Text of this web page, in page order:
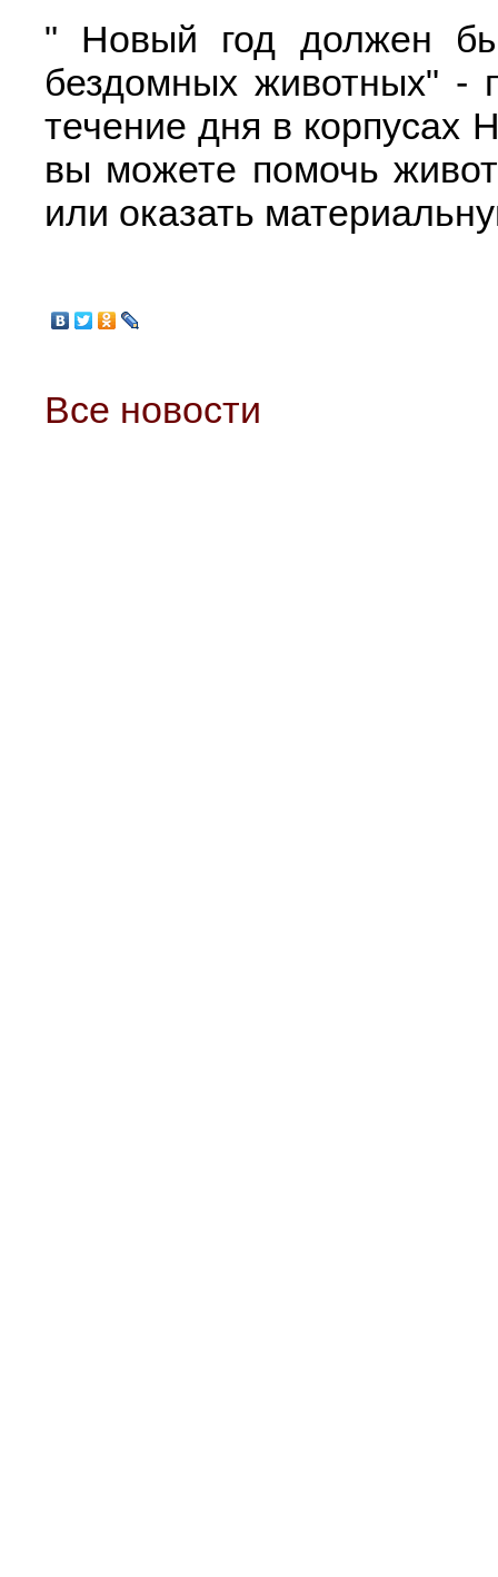
" Новый год должен
бездомных животных" -
течение дня в корпусах
вы можете помочь
или оказать
Все новости